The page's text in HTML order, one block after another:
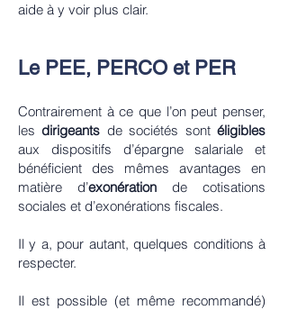
aide à y voir plus clair.
Le PEE, PERCO et PER
Contrairement à ce que l’on peut penser,
lesdirigeants de sociétés sontéligibles
aux dispositifs d’épargne salariale et
bénéficient des mêmes avantages en
matière d’exonération de cotisations
sociales et d’exonérations fiscales.
Il y a, pour autant, quelques conditions à
respecter.
Il est possible (et même recommandé)